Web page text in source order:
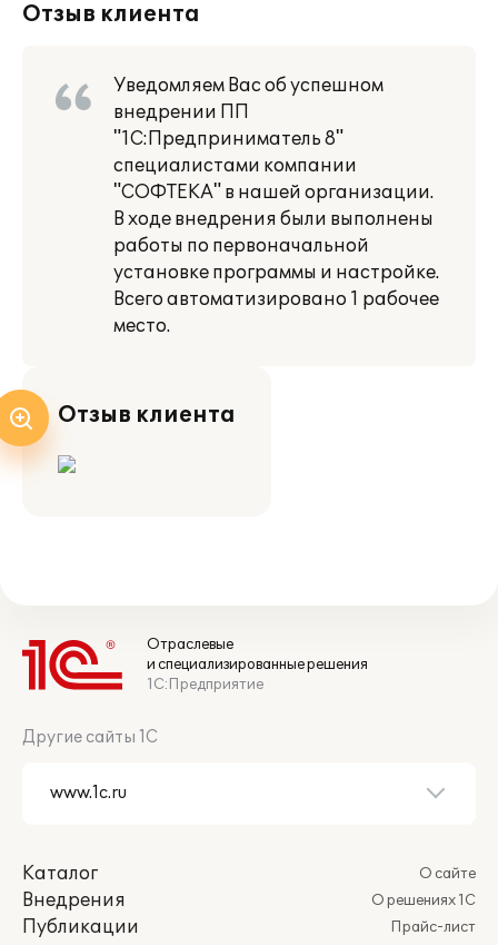
Отзыв клиента
Уведомляем Вас об успешном
внедрении ПП
"1С:Предприниматель 8"
специалистами компании
"СОФТЕКА" в нашей организации.
В ходе внедрения были выполнены
работы по первоначальной
установке программы и настройке.
Всего автоматизировано 1 рабочее
место.
Отзыв клиента
Отраслевые
и специализированные решения
1С:Предприятие
Другие сайты 1С
Каталог
Внедрения
Публикации
О сайте
О решениях 1С
Прайс-лист